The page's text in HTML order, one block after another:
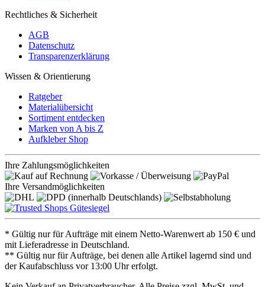
Rechtliches & Sicherheit
AGB
Datenschutz
Transparenzerklärung
Wissen & Orientierung
Ratgeber
Materialübersicht
Sortiment entdecken
Marken von A bis Z
Aufkleber Shop
Ihre Zahlungsmöglichkeiten
Ihre Versandmöglichkeiten
* Gültig nur für Aufträge mit einem Netto-Warenwert ab 150 € und
mit Lieferadresse in Deutschland.
** Gültig nur für Aufträge, bei denen alle Artikel lagernd sind und
der Kaufabschluss vor 13:00 Uhr erfolgt.